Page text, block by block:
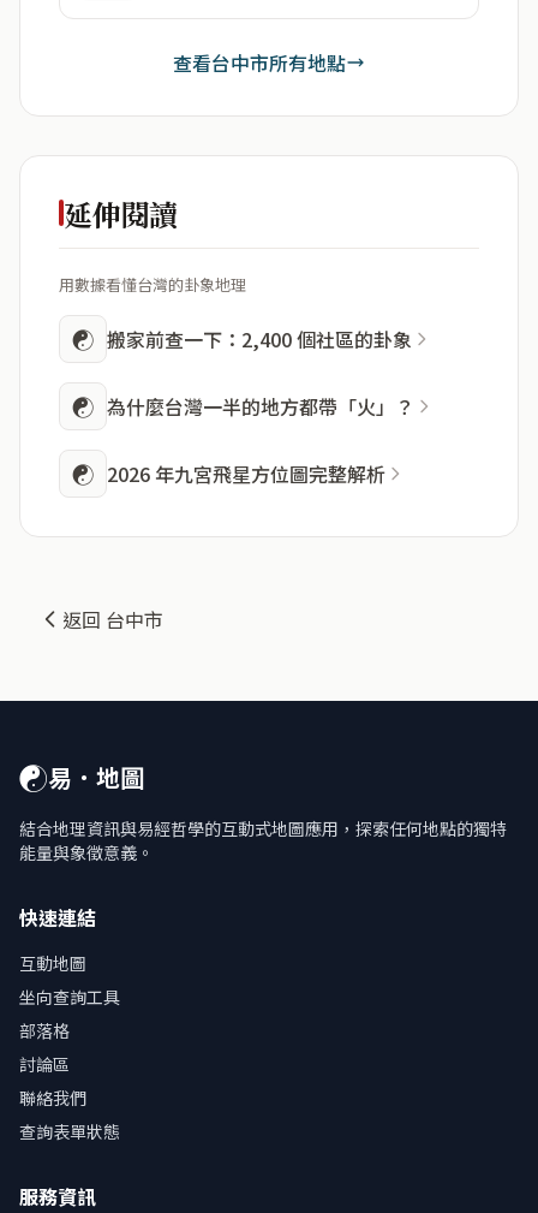
查看台中市所有地點
延伸閱讀
用數據看懂台灣的卦象地理
☯ 搬家前查一下：2,400 個社區的卦象
☯ 為什麼台灣一半的地方都帶「火」？
☯ 2026 年九宮飛星方位圖完整解析
返回 台中市
☯易．地圖
結合地理資訊與易經哲學的互動式地圖應用，探索任何地點的獨特
能量與象徵意義。
快速連結
互動地圖
坐向查詢工具
部落格
討論區
聯絡我們
查詢表單狀態
服務資訊